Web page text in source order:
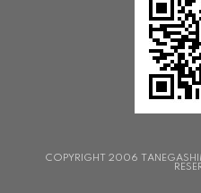
COPYRIGHT 2006